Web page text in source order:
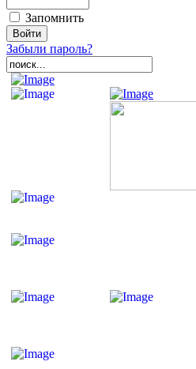
Запомнить
Забыли пароль?